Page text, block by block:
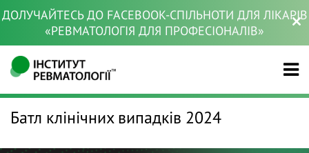
ДОЛУЧАЙТЕСЬ ДО FACEBOOK-СПІЛЬНОТИ ДЛЯ ЛІКАРІВ
«РЕВМАТОЛОГІЯ ДЛЯ ПРОФЕСІОНАЛІВ»
Батл клінічних випадків 2024